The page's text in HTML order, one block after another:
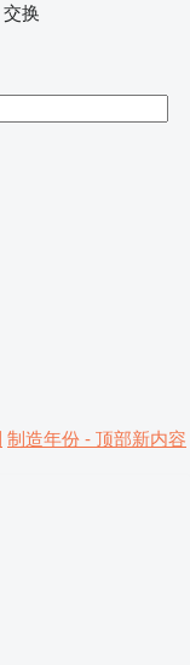
交换
制造年份 - 顶部新内容